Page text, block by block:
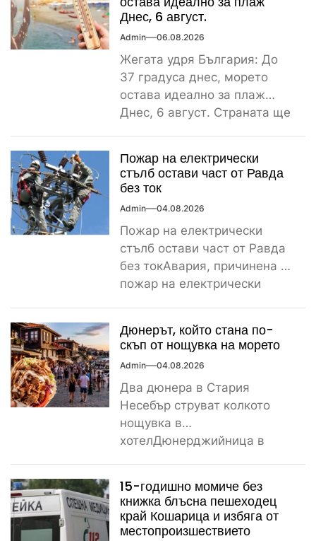
Днес, 6 август.
Admin 06.08.2026
Жегата удря България: До
37 градуса днес, морето
остава идеално за плаж
Днес, 6 август. Страната ще
Пожар на електрически
стълб остави част от Равда
без ток
Admin 04.08.2026
Пожар на електрически
стълб остави част от Равда
без токАвария, причинена от
пожар на електрически
Дюнерът, който стана по-
скъп от нощувка на морето
Admin 04.08.2026
Два дюнера в Стария
Несебър струват колкото
нощувка в
хотелДюнерджийница в
скъпотия на храната...
15-годишно момиче без
книжка блъсна пешеходец
край Кошарица и избяга от
местопроизшествието